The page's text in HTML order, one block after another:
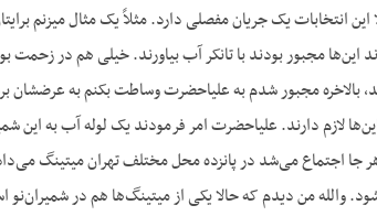
این انتخابات یک جریان مفصلی دارد. مثلاً یک مثال میزنم
این‌ها مجبور بودند با تانکر آب بیاورند. خیلی هم در
بالاخره مجبور شدم به علیاحضرت وساطت بکنم به
لازم دارند. علیاحضرت امر فرمودند یک لوله آب به این
هر جا اجتماع می‌شد در پانزده محل مختلف تهران میتینگ
بشود. والله من دیدم که حالا یکی از میتینگ‌ها هم در